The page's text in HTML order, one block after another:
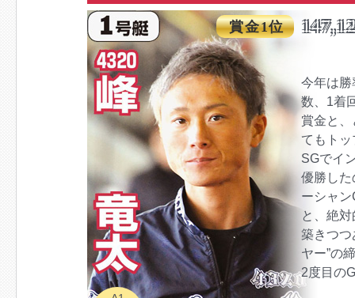
賞金1位
今年は勝
数、1着
賞金と
てもト
SGでイ
優勝した
ーシャ
と、絶
築きつつ
ヤー”の
2度目の